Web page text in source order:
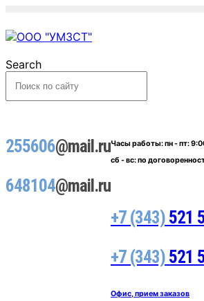
Search
255606@mail.ru
648104@mail.ru
Часы работы:пн - пт:
сб - вс: по
+7 (343) 521
+7 (343) 521
Офис, прием заказов